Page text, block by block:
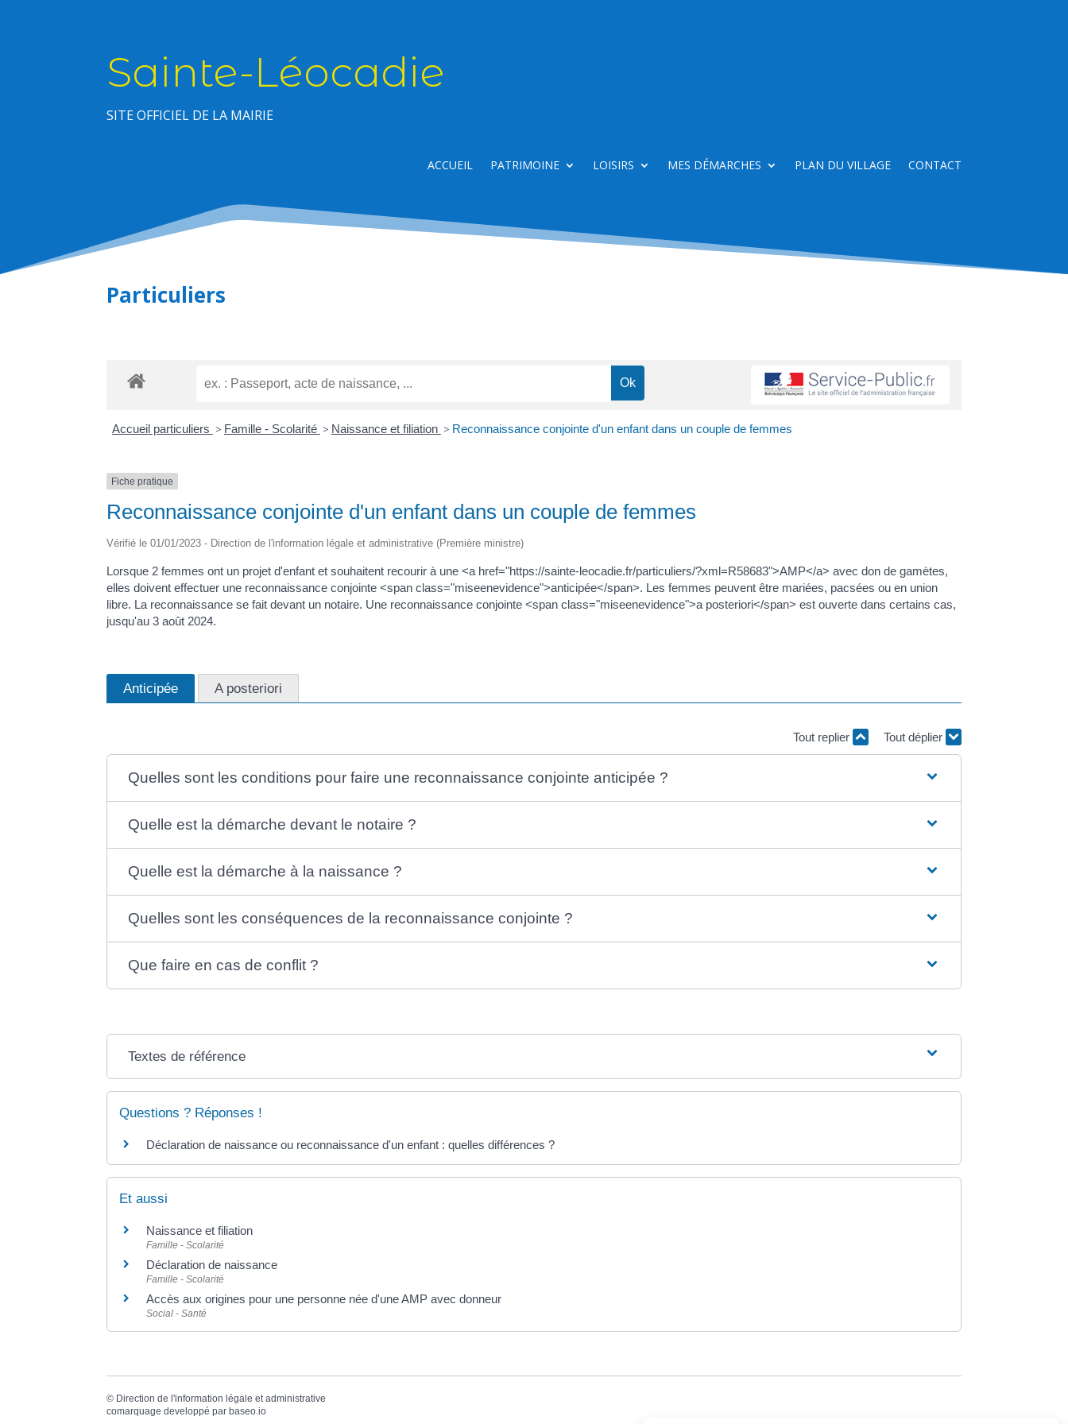
Sainte-Léocadie
SITE OFFICIEL DE LA MAIRIE
ACCUEIL PATRIMOINE LOISIRS MES DÉMARCHES PLAN DU VILLAGE CONTACT
Particuliers
Accueil particuliers > Famille - Scolarité > Naissance et filiation > Reconnaissance conjointe d'un enfant dans un couple de femmes
Fiche pratique
Reconnaissance conjointe d'un enfant dans un couple de femmes
Vérifié le 01/01/2023 - Direction de l'information légale et administrative (Première ministre)
Lorsque 2 femmes ont un projet d'enfant et souhaitent recourir à une <a href="https://sainte-leocadie.fr/particuliers/?xml=R58683">AMP</a> avec don de gamètes,
elles doivent effectuer une reconnaissance conjointe <span class="miseenevidence">anticipée</span>. Les femmes peuvent être mariées, pacsées ou en union
libre. La reconnaissance se fait devant un notaire. Une reconnaissance conjointe <span class="miseenevidence">a posteriori</span> est ouverte dans certains cas,
jusqu'au 3 août 2024.
Anticipée A posteriori
Tout replier Tout déplier
Quelles sont les conditions pour faire une reconnaissance conjointe anticipée ?
Quelle est la démarche devant le notaire ?
Quelle est la démarche à la naissance ?
Quelles sont les conséquences de la reconnaissance conjointe ?
Que faire en cas de conflit ?
Textes de référence
Questions ? Réponses !
Déclaration de naissance ou reconnaissance d'un enfant : quelles différences ?
Et aussi
Naissance et filiation
Famille - Scolarité
Déclaration de naissance
Famille - Scolarité
Accès aux origines pour une personne née d'une AMP avec donneur
Social - Santé
© Direction de l'information légale et administrative
comarquage developpé par baseo.io